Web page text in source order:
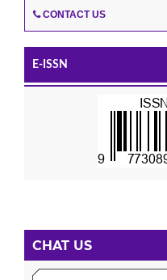
CONTACT US
E-ISSN
CHAT US